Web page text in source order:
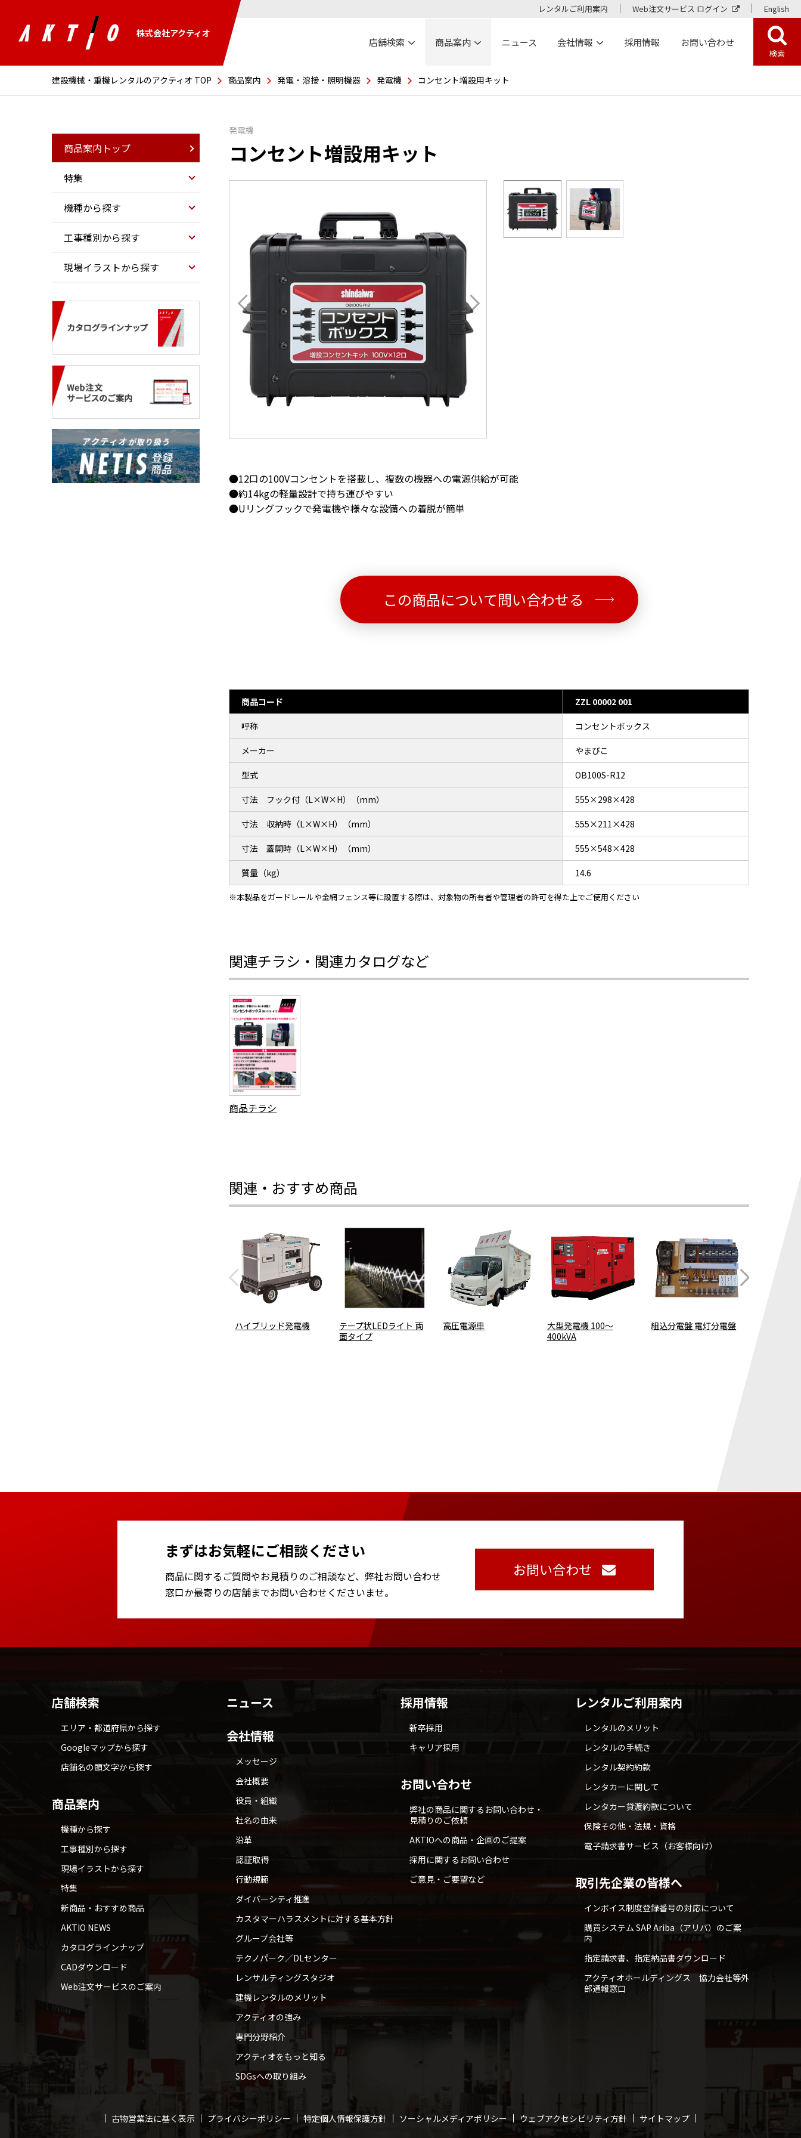
株式会社アクティオ
レンタルご利用案内 Web注文サービス ログイン English
店舗検索 商品案内 ニュース 会社情報 採用情報 お問い合わせ
検索
建設機械・重機レンタルのアクティオ TOP 商品案内 発電・溶接・照明機器 発電機 コンセント増設用キット
発電機
コンセント増設用キット
●12口の100Vコンセントを搭載し、複数の機器への電源供給が可能
●約14kgの軽量設計で持ち運びやすい
●Uリングフックで発電機や様々な設備への着脱が簡単
この商品について問い合わせる
商品コード ZZL 00002 001
呼称 コンセントボックス
メーカー やまびこ
型式 OB100S-R12
寸法 フック付（L×W×H）（mm） 555×298×428
寸法 収納時（L×W×H）（mm） 555×211×428
寸法 蓋開時（L×W×H）（mm） 555×548×428
質量（kg） 14.6
※本製品をガードレールや金網フェンス等に設置する際は、対象物の所有者や管理者の許可を得た上でご使用ください
関連チラシ・関連カタログなど
商品チラシ
関連・おすすめ商品
ハイブリッド発電機
テープ状LEDライト 両
面タイプ
高圧電源車
大型発電機 100～
400kVA
組込分電盤 電灯分電盤
商品案内トップ
特集
機種から探す
工事種別から探す
現場イラストから探す
まずはお気軽にご相談ください
商品に関するご質問やお見積りのご相談など、 弊社お問い合わせ
窓口か最寄りの店舗までお問い合わせくださいませ。
お問い合わせ
店舗検索
エリア・都道府県から探す
Googleマップから探す
店舗名の頭文字から探す
商品案内
機種から探す
工事種別から探す
現場イラストから探す
特集
新商品・おすすめ商品
AKTIO NEWS
カタログラインナップ
CADダウンロード
Web注文サービスのご案内
ニュース
会社情報
メッセージ
会社概要
役員・組織
社名の由来
沿革
認証取得
行動規範
ダイバーシティ推進
カスタマーハラスメントに対する基本方針
グループ会社等
テクノパーク／DLセンター
レンサルティングスタジオ
建機レンタルのメリット
アクティオの強み
専門分野紹介
アクティオをもっと知る
SDGsへの取り組み
採用情報
新卒採用
キャリア採用
お問い合わせ
弊社の商品に関するお問い合わせ・
見積りのご依頼
AKTIOへの商品・企画のご提案
採用に関するお問い合わせ
ご意見・ご要望など
レンタルご利用案内
レンタルのメリット
レンタルの手続き
レンタル契約約款
レンタカーに関して
レンタカー貸渡約款について
保険その他・法規・資格
電子請求書サービス（お客様向け）
取引先企業の皆様へ
インボイス制度登録番号の対応について
購買システム SAP Ariba（アリバ）のご案
内
指定請求書、指定納品書ダウンロード
アクティオホールディングス 協力会社等外
部通報窓口
古物営業法に基く表示 プライバシーポリシー 特定個人情報保護方針 ソーシャルメディアポリシー ウェブアクセシビリティ方針 サイトマップ